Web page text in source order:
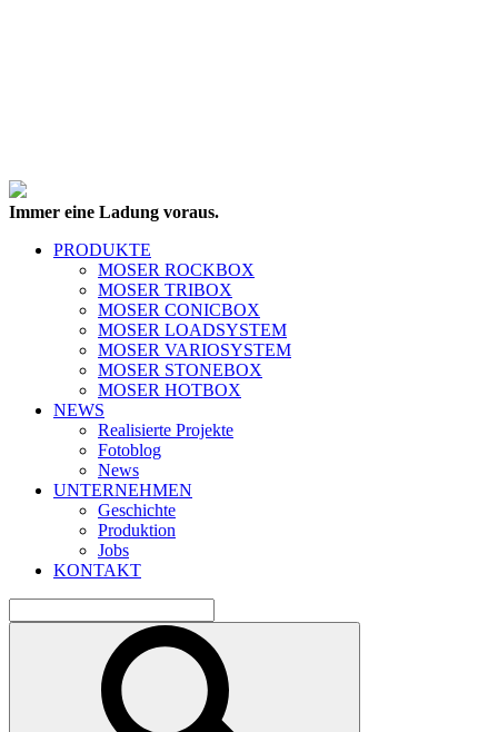
Immer eine Ladung voraus.
PRODUKTE
MOSER ROCKBOX
MOSER TRIBOX
MOSER CONICBOX
MOSER LOADSYSTEM
MOSER VARIOSYSTEM
MOSER STONEBOX
MOSER HOTBOX
NEWS
Realisierte Projekte
Fotoblog
News
UNTERNEHMEN
Geschichte
Produktion
Jobs
KONTAKT